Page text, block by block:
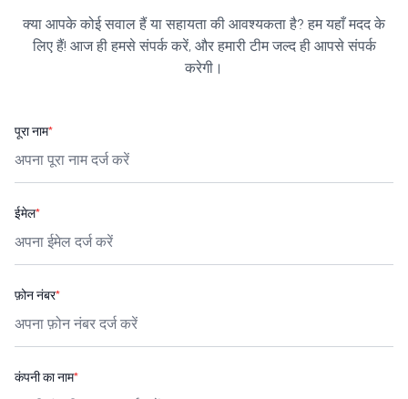
क्या आपके कोई सवाल हैं या सहायता की आवश्यकता है? हम यहाँ मदद के
लिए हैं! आज ही हमसे संपर्क करें, और हमारी टीम जल्द ही आपसे संपर्क
करेगी।
पूरा नाम*
ईमेल*
फ़ोन नंबर*
कंपनी का नाम*